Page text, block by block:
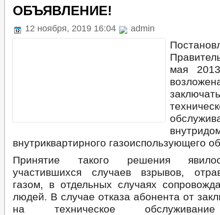
ОБЪЯВЛЕНИЕ!
12 ноября, 2019 16:04 admin
мая
внутриквартирного газоиспользующего
Принятие такого решения
участившихся случаев взрывов,
газом, в отдельных случаях
людей. В случае отказа абонента от
на техническое